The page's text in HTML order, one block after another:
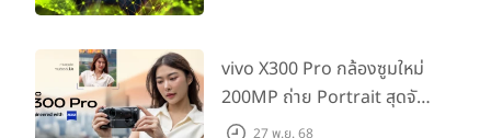
vivo X300 Pro กล้องซูมใหม่
200MP ถ่าย Portrait สุดจัด
ต่อเลนส์เสริมได้!
27 พ.ย. 68